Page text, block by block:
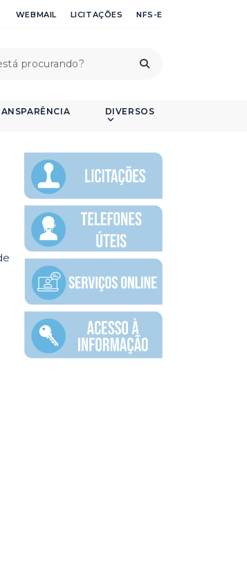
WEBMAIL LICITAÇÕES NFS-E
DIVERSOS